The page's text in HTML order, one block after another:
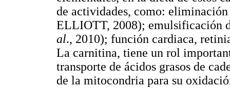
de actividades, como:
ELLIOTT, 2008); emulsificación
al., 2010); función cardiaca,
La carnitina, tiene un rol
transporte de ácidos grasos de
de la mitocondria para su